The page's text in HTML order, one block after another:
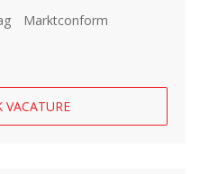
Marktconform
VACATURE